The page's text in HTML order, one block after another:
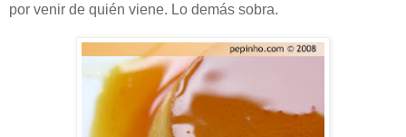
por venir de quién viene. Lo demás sobra.